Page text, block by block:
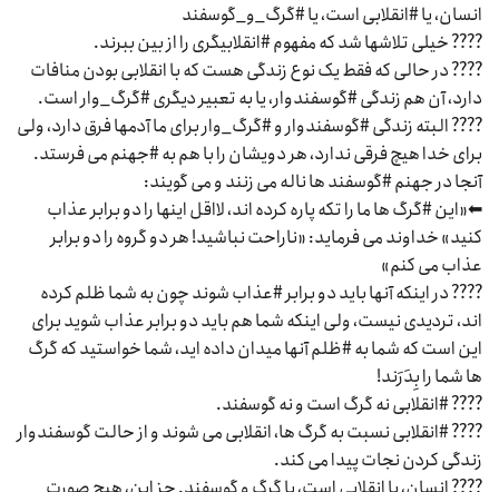
انسان، یا #انقلابی است، یا #گرگ_و_گوسفند
???? خیلی تلاشها شد که مفهوم #انقلابیگری را از بین ببرند.
???? در حالی که فقط یک نوع زندگی هست که با انقلابی بودن منافات
دارد، آن هم زندگی #گوسفندوار، یا به تعبیر دیگری #گرگ_وار است.
???? البته زندگی #گوسفندوار و #گرگ_وار برای ما آدمها فرق دارد، ولی
برای خدا هیچ فرقی ندارد، هر دویشان را با هم به #جهنم می فرستد.
آنجا در جهنم #گوسفند ها ناله می زنند و می گویند:
⬅«این #گرگ ها ما را تکه پاره کرده اند، لااقل اینها را دو برابر عذاب
کنید» خداوند می فرماید: «ناراحت نباشید! هر دو گروه را دو برابر
عذاب می کنم»
???? در اینکه آنها باید دو برابر #عذاب شوند چون به شما ظلم کرده
اند، تردیدی نیست، ولی اینکه شما هم باید دو برابر عذاب شوید برای
این است که شما به #ظلم آنها میدان داده اید، شما خواستید که گرگ
ها شما را بِدَرَند!
???? #انقلابی نه گرگ است و نه گوسفند.
???? #انقلابی نسبت به گرگ ها، انقلابی می شوند و از حالت گوسفندوار
زندگی کردن نجات پیدا می کند.